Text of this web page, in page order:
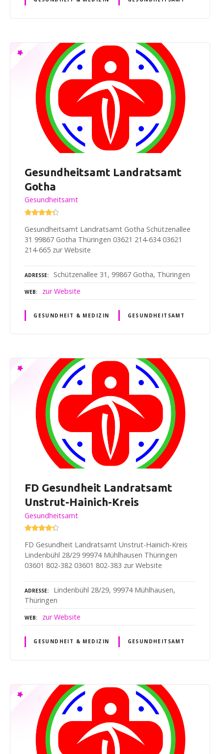
Gesundheitsamt Landratsamt
Gotha
Gesundheitsamt
Gesundheitsamt Landratsamt Gotha Schützenallee
31 99867 Gotha Thüringen 03621 214-634 03621
214-665 zur Website
ADRESSE Schützenallee 31, 99867 Gotha, Thüringen
WEB zur Website
GESUNDHEIT & MEDIZIN GESUNDHEITSAMT
FD Gesundheit Landratsamt
Unstrut-Hainich-Kreis
Gesundheitsamt
FD Gesundheit Landratsamt Unstrut-Hainich-Kreis
Lindenbühl 28/29 99974 Mühlhausen Thüringen
03601 802-382 03601 802-383 zur Website
ADRESSE
Lindenbühl 28/29, 99974 Mühlhausen,
Thüringen
WEB zur Website
GESUNDHEIT & MEDIZIN GESUNDHEITSAMT